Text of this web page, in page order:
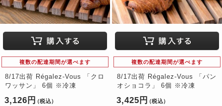
複数の配達期間が選べます
8/17出荷 Régalez-Vous 「クロ
ワッサン」 6個 ※冷凍
3,126円 （税込）
複数の配達期間が選べます
8/17出荷 Régalez-Vous 「パン
オショコラ」 6個 ※冷凍
3,425円 （税込）